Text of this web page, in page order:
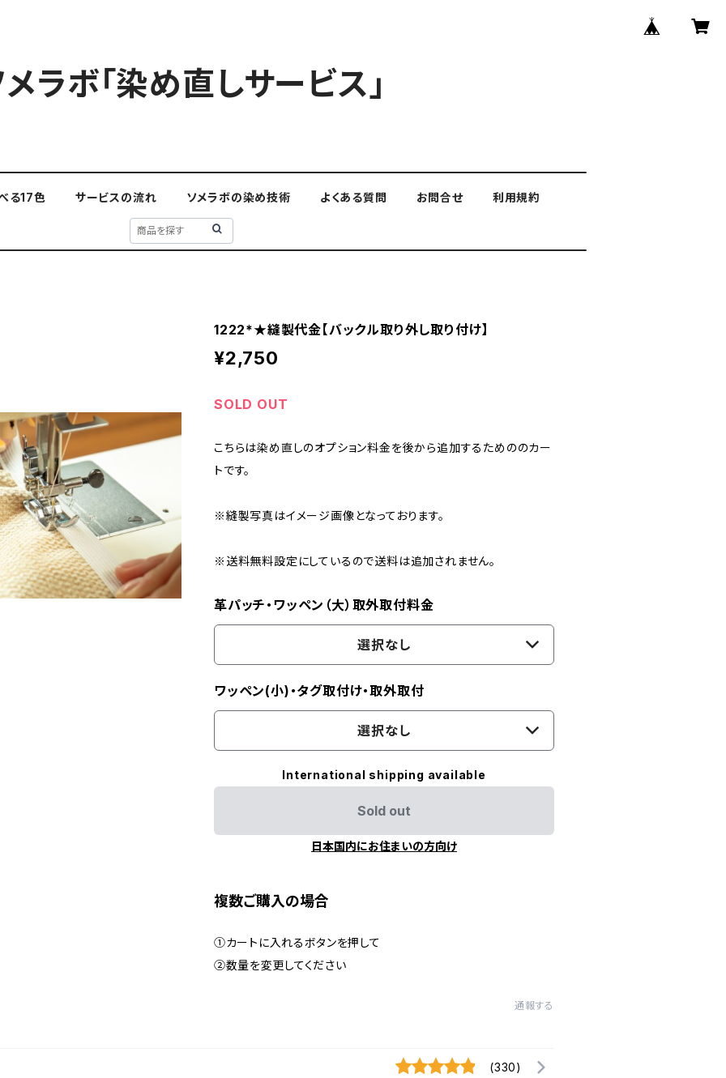
ラボ「染め直しサービス」
る17色 サービスの流れ ソメラボの染め技術 よくある質問 お問合せ 利用規約
1222*★縫製代金【バックル取り外し取り付け】
¥2,750
SOLD OUT
こちらは染め直しのオプション料金を後から追加するためののカー
トです。
※縫製写真はイメージ画像となっております。
※送料無料設定にしているので送料は追加されません。
革パッチ・ワッペン（大）取外取付料金
選択なし
ワッペン(小)・タグ取付け・取外取付
選択なし
International shipping available
Sold out
日本国内にお住まいの方向け
複数ご購入の場合
①カートに入れるボタンを押して
②数量を変更してください
通報する
(330)